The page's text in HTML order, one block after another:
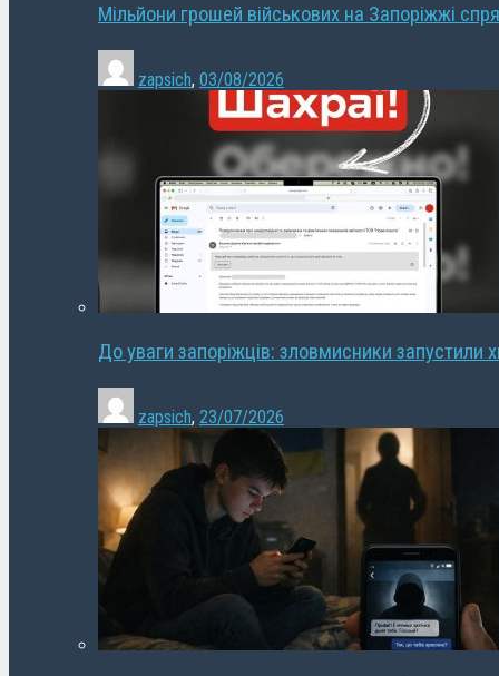
Мільйони грошей військових на Запоріжжі
zapsich, 03/08/2026
До уваги запоріжців: зловмисники запустили
zapsich, 23/07/2026